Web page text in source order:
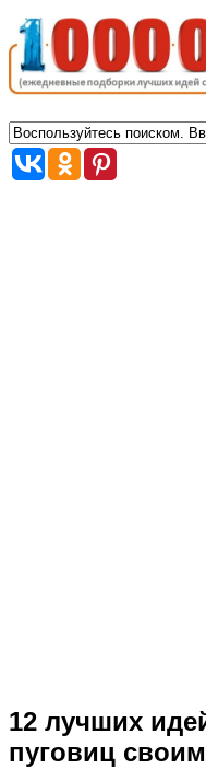
12 лучших
пуговиц